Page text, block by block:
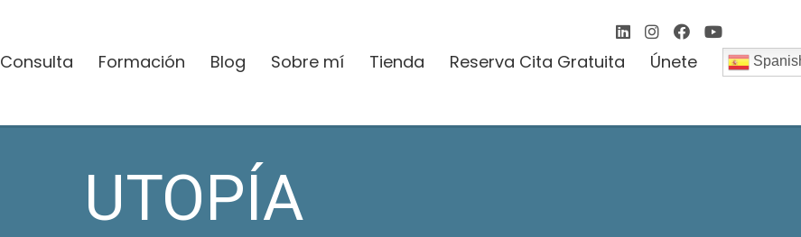
Consulta Formación Blog Sobre mí Tienda Reserva Cita Gratuita Únete
UTOPÍA